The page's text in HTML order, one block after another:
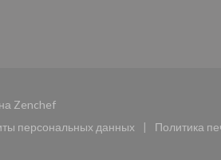
Zenchef((открывается в новом окне))
персональных данных
((открывается в новом окне))
Политика